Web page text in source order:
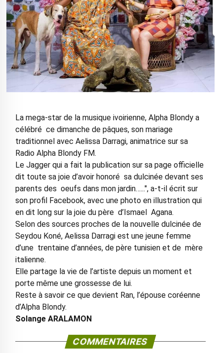
La mega-star de la musique ivoirienne, Alpha Blondy a
célébré ce dimanche de pâques, son mariage
traditionnel avec Aelissa Darragi, animatrice sur sa
Radio Alpha Blondy FM.
Le Jagger qui a fait la publication sur sa page officielle
dit toute sa joie d’avoir honoré sa dulcinée devant ses
parents des oeufs dans mon jardin…...", a-t-il écrit sur
son profil Facebook, avec une photo en illustration qui
en dit long sur la joie du père d’Ismael Agana.
Selon des sources proches de la nouvelle dulcinée de
Seydou Koné, Aelissa Darragi est une jeune femme
d’une trentaine d’années, de père tunisien et de mère
italienne.
Elle partage la vie de l’artiste depuis un moment et
porte même une grossesse de lui.
Reste à savoir ce que devient Ran, l’épouse coréenne
d’Alpha Blondy.
Solange ARALAMON
COMMENTAIRES